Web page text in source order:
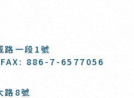
路一段1號
FAX: 886-7-6577056
路8號